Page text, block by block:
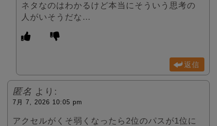
ネタなのはわかるけど本当にそういう思考の
人がいそうだな…
返信
匿名 より:
7月 7, 2026 10:05 pm
アクセルがくそ弱くなったら2位のパスが1位に